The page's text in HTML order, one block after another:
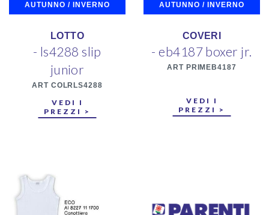
AUTUNNO / INVERNO
LOTTO
- ls4288 slip
junior
ART COLRLS4288
VEDI I
PREZZI >
AUTUNNO / INVERNO
COVERI
- eb4187 boxer jr.
ART PRIMEB4187
VEDI I
PREZZI >